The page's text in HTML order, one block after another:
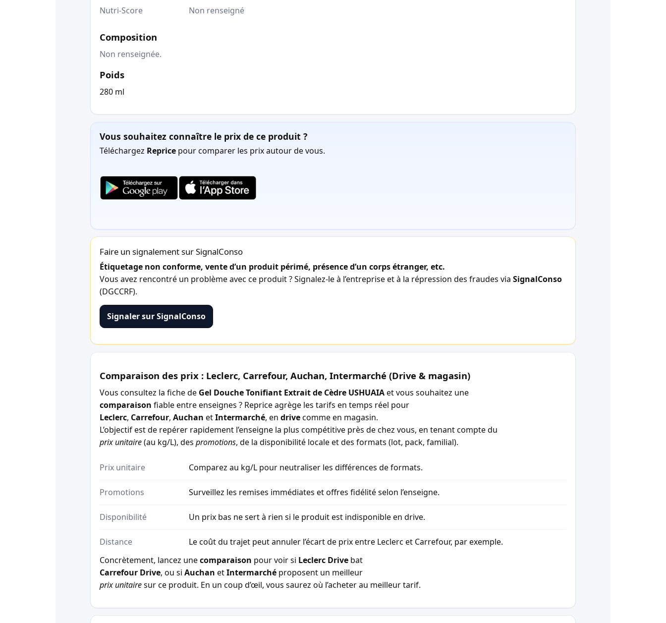
Nutri-Score Non renseigné
Composition
Non renseignée.
Poids
280 ml
Vous souhaitez connaître le prix de ce produit ?
Téléchargez Reprice pour comparer les prix autour de vous.
Faire un signalement sur SignalConso
Étiquetage non conforme, vente d’un produit périmé, présence d’un corps étranger, etc.
Vous avez rencontré un problème avec ce produit ? Signalez-le à l’entreprise et à la répression des fraudes via SignalConso
(DGCCRF).
Signaler sur SignalConso
Comparaison des prix : Leclerc, Carrefour, Auchan, Intermarché (Drive & magasin)
Vous consultez la fiche de Gel Douche Tonifiant Extrait de Cèdre USHUAIAet vous souhaitez une
comparaison fiable entre enseignes ? Reprice agrège les tarifs en temps réel pour
Leclerc, Carrefour, Auchan etIntermarché, en drivecomme en magasin.
L’objectif est de repérer rapidement l’enseigne la plus compétitive près de chez vous, en tenant compte du
prix unitaire(au kg/L), des promotions, de la disponibilité locale et des formats (lot, pack, familial).
Prix unitaire Comparez au kg/L pour neutraliser les différences de formats.
Promotions Surveillez les remises immédiates et offres fidélité selon l’enseigne.
Disponibilité Un prix bas ne sert à rien si le produit est indisponible en drive.
Distance
Le coût du trajet peut annuler l’écart de prix entre Leclerc et Carrefour, par exemple.
Concrètement, lancez unecomparaison pour voir si Leclerc Drive bat
Carrefour Drive, ou si Auchan etIntermarché proposent un meilleur
prix unitairesur ce produit. En un coup d’œil, vous saurez où l’acheter au meilleur tarif.